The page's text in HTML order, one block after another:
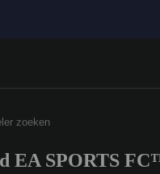
Enter a minimum of 3
SPORTS